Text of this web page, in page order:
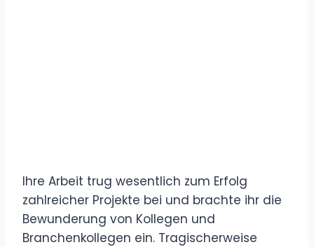
Ihre Arbeit trug wesentlich zum Erfolg
zahlreicher Projekte bei und brachte ihr die
Bewunderung von Kollegen und
Branchenkollegen ein. Tragischerweise